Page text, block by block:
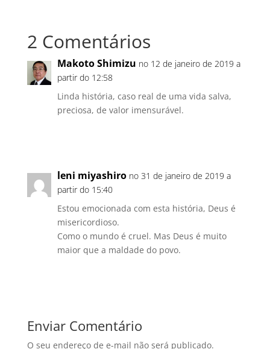
2 Comentários
Makoto Shimizu no 12 de janeiro de 2019 a
partir do 12:58
Linda história, caso real de uma vida salva,
preciosa, de valor imensurável.
leni miyashiro no 31 de janeiro de 2019 a
partir do 15:40
Estou emocionada com esta história, Deus é
misericordioso.
Como o mundo é cruel. Mas Deus é muito
maior que a maldade do povo.
Enviar Comentário
O seu endereço de e-mail não será publicado.